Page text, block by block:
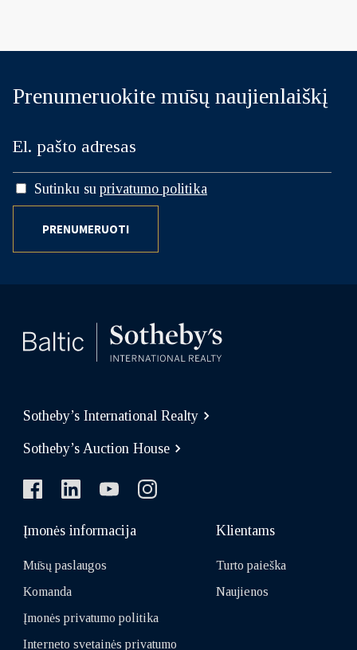
Prenumeruokite mūsų naujienlaiškį
Sutinku su privatumo politika
PRENUMERUOTI
Sotheby’s International Realty
Sotheby’s Auction House
Įmonės informacija
Mūsų paslaugos
Komanda
Įmonės privatumo politika
Interneto svetainės privatumo
Klientams
Turto paieška
Naujienos